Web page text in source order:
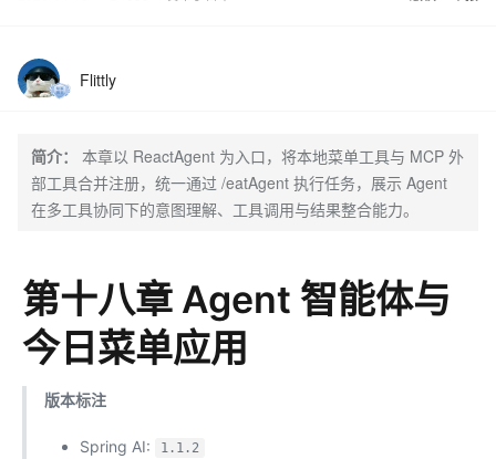
Flittly
简介：
本章以 ReactAgent 为入口，将本地菜单工具与 MCP 外
部工具合并注册，统一通过 /eatAgent 执行任务，展示 Agent
在多工具协同下的意图理解、工具调用与结果整合能力。
第十八章 Agent 智能体与
今日菜单应用
版本标注
Spring AI: 1.1.2